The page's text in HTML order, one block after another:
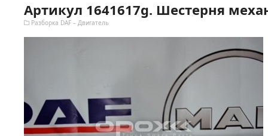
Артикул 1641617g. Шестерня
Разборка DAF – Двигатель